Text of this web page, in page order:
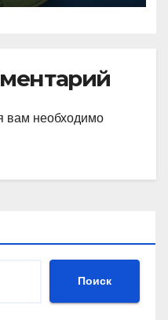
вам необходимо
Поиск